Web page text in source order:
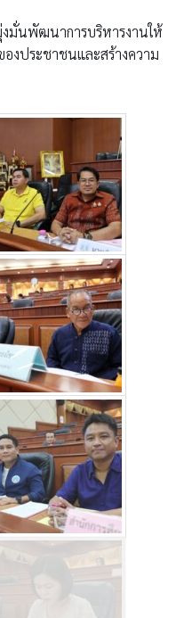
มั่นพัฒนาการบริหารงานให้
ประชาชนและสร้างความ